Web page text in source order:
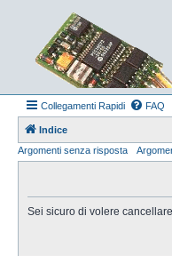
Collegamenti Rapidi FAQ
Indice
Argomenti senza risposta
Sei sicuro di volere